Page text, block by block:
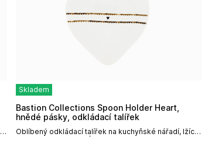
Skladem
Oblíbený odkládací talířek na kuchyňské nářadí, lžíce
atd. Využít jej však můžete i jako talířek, podšálek
Bastion Collections Spoon Holder Heart,
hnědé pásky, odkládací talířek